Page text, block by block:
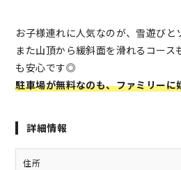
お子様連れに人気なのが、雪遊びと
また山頂から緩斜面を滑れるコース
も安心です◎
駐車場が無料なのも、ファミリーに
詳細情報
住所